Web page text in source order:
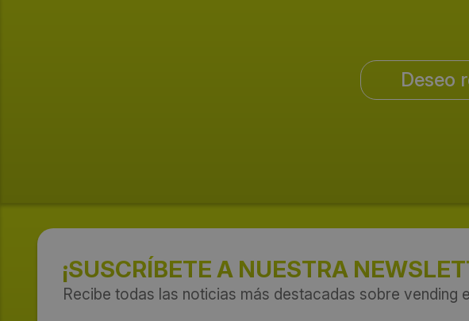
Deseo
¡SUSCRÍBETE A NUESTRA
Recibe todas las noticias más destacadas sobre vending